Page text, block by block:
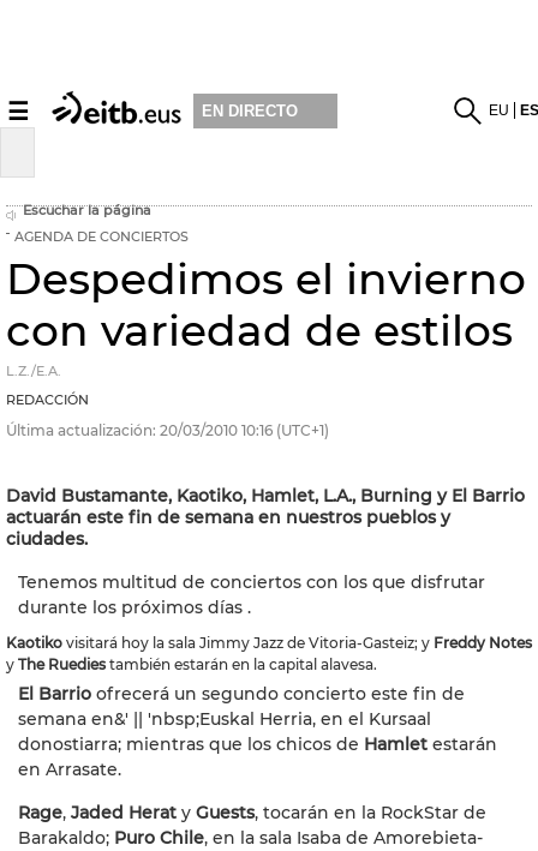
☰ EN DIRECTO EU
Escuchar la página
AGENDA DE CONCIERTOS
Despedimos el invierno
con variedad de estilos
L.Z./E.A.
REDACCIÓN
Última actualización: 20/03/2010 10:16 (UTC+1)
David Bustamante, Kaotiko, Hamlet, L.A., Burning y El Barrio
actuarán este fin de semana en nuestros pueblos y
ciudades.
Tenemos multitud de conciertos con los que disfrutar
durante los próximos días .
Kaotiko visitará hoy la sala Jimmy Jazz de Vitoria-Gasteiz; y Freddy Notes
y The Ruedies también estarán en la capital alavesa.
El Barrio ofrecerá un segundo concierto este fin de
semana en&' || 'nbsp;Euskal Herria, en el Kursaal
donostiarra; mientras que los chicos de Hamlet estarán
en Arrasate.
Rage, Jaded Herat y Guests, tocarán en la RockStar de
Barakaldo; Puro Chile, en la sala Isaba de Amorebieta-